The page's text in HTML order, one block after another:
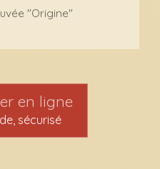
"Origine"
en ligne
sécurisé